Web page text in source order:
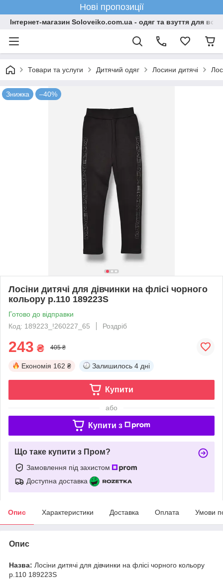
Нові пропозиції
Інтернет-магазин Soloveiko.com.ua - одяг та взуття для всієї
Товари та услуги Дитячий одяг Лосини дитячі
Знижка –40%
Лосіни дитячі для дівчинки на флісі чорного
кольору р.110 189223S
Готово до відправки
Код: 189223_!260227_65
Роздріб
243 ₴ 405 ₴
Економія 162 ₴ Залишилось 4 дні
Купити
або
Купити з
Що таке купити з Пром?
Замовлення під захистом
Доступна доставка
Опис Характеристики Доставка Оплата Умови
Опис
Назва: Лосіни дитячі для дівчинки на флісі чорного кольору
р.110 189223S